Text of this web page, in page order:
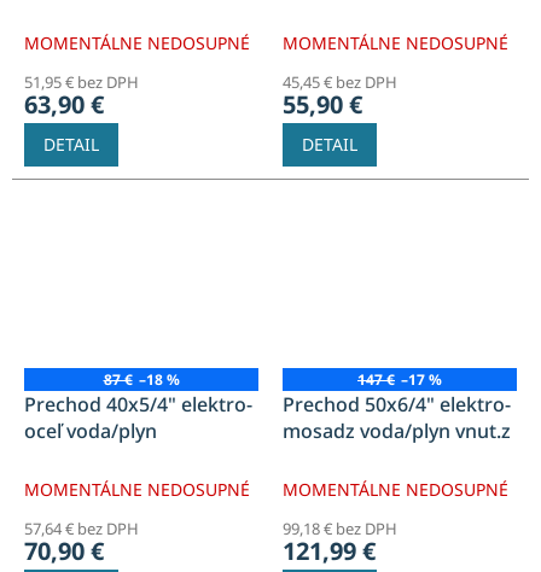
MOMENTÁLNE NEDOSUPNÉ
51,95 € bez DPH
63,90 €
DETAIL
MOMENTÁLNE NEDOSUPNÉ
45,45 € bez DPH
55,90 €
DETAIL
87 € –18 %
Prechod 40x5/4" elektro-
oceľ voda/plyn
MOMENTÁLNE NEDOSUPNÉ
57,64 € bez DPH
70,90 €
147 € –17 %
Prechod 50x6/4" elektro-
mosadz voda/plyn vnut.z
MOMENTÁLNE NEDOSUPNÉ
99,18 € bez DPH
121,99 €